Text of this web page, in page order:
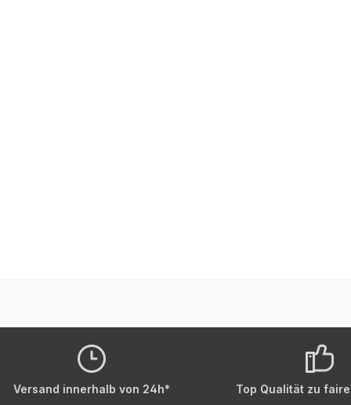
Versand innerhalb von 24h* Top Qualität zu